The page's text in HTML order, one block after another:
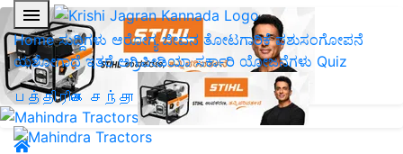
Home ಸುದ್ದಿಗಳು ಆರೋಗ್ಯ ಜೀವನ ತೋಟಗಾರಿಕೆಪಶುಸಂಗೋಪನೆ
ಯಶೋಗಾಥೆ ಇತರೆ ಅಗ್ರಿಪೀಡಿಯಾ ಸರ್ಕಾರಿ ಯೋಜನೆಗಳು Quiz
பத்திரிகை சந்தா